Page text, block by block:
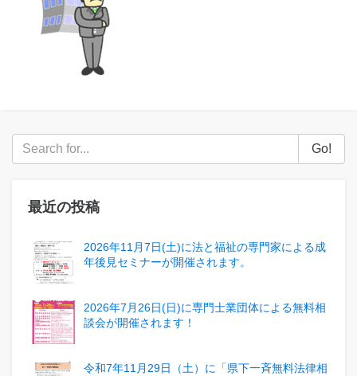
Go!
最近の投稿
2026年11月7日(土)に法と福祉の専門家による成
年後見セミナーが開催されます。
2026年7月26日(日)に専門士業団体による無料相
談会が開催されます！
令和7年11月29日（土）に「県下一斉無料法律相